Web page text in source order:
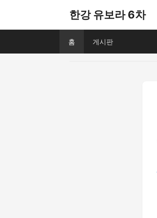
한강 유보라 6차
홈 게시판